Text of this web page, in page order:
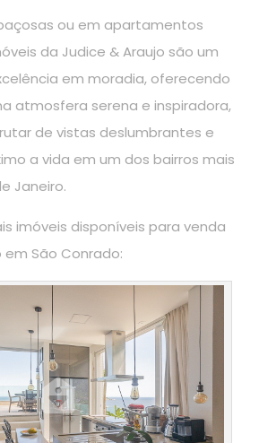
ou em apartamentos
da Judice & Araujo são um
em moradia, oferecendo
atmosfera serena e inspiradora,
de vistas deslumbrantes e
a vida em um dos bairros mais
Janeiro.
imóveis disponíveis para venda
em São Conrado: